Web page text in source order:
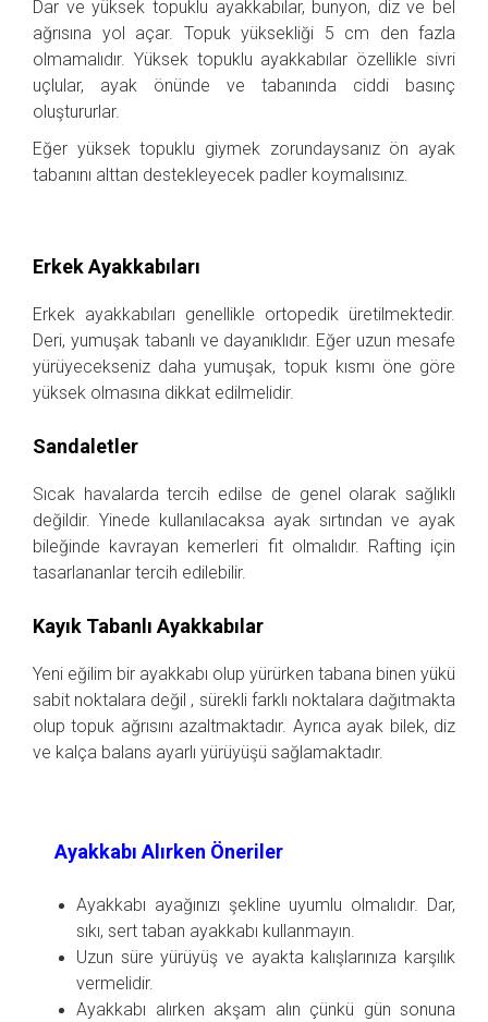
Dar ve yüksek topuklu ayakkabılar, bunyon, diz ve bel
ağrısına yol açar. Topuk yüksekliği 5 cm den fazla
olmamalıdır. Yüksek topuklu ayakkabılar özellikle sivri
uçlular, ayak önünde ve tabanında ciddi basınç
oluştururlar.
Eğer yüksek topuklu giymek zorundaysanız ön ayak
tabanını alttan destekleyecek padler koymalısınız.
Erkek Ayakkabıları
Erkek ayakkabıları genellikle ortopedik üretilmektedir.
Deri, yumuşak tabanlı ve dayanıklıdır. Eğer uzun mesafe
yürüyecekseniz daha yumuşak, topuk kısmı öne göre
yüksek olmasına dikkat edilmelidir.
Sandaletler
Sıcak havalarda tercih edilse de genel olarak sağlıklı
değildir. Yinede kullanılacaksa ayak sırtından ve ayak
bileğinde kavrayan kemerleri fit olmalıdır. Rafting için
tasarlananlar tercih edilebilir.
Kayık Tabanlı Ayakkabılar
Yeni eğilim bir ayakkabı olup yürürken tabana binen yükü
sabit noktalara değil , sürekli farklı noktalara dağıtmakta
olup topuk ağrısını azaltmaktadır. Ayrıca ayak bilek, diz
ve kalça balans ayarlı yürüyüşü sağlamaktadır.
Ayakkabı Alırken Öneriler
Ayakkabı ayağınızı şekline uyumlu olmalıdır. Dar,
sıkı, sert taban ayakkabı kullanmayın.
Uzun süre yürüyüş ve ayakta kalışlarınıza karşılık
vermelidir.
Ayakkabı alırken akşam alın çünkü gün sonuna